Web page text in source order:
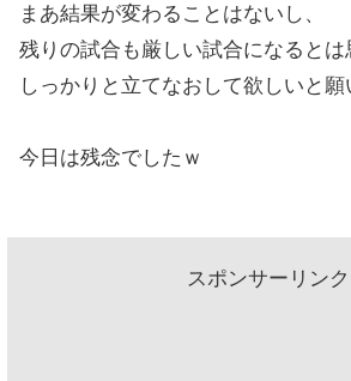
まあ結果が変わることはないし、
残りの試合も厳しい試合になるとは
しっかりと立てなおして欲しいと願
今日は残念でしたｗ
スポンサーリンク